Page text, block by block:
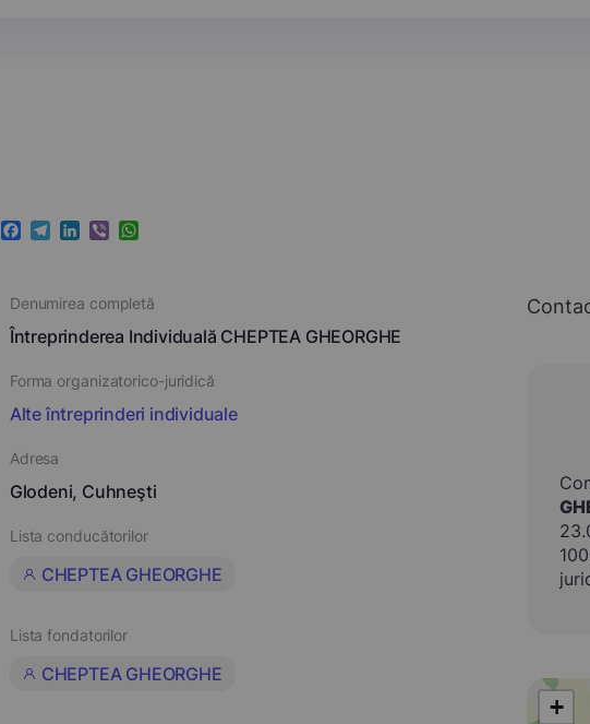
Facebook
Telegram
LinkedIn
ViberWhatsApp
Denumirea completă
Întreprinderea Individuală CHEPTEA GHEORGHE
Forma organizatorico-juridică
Alte întreprinderi individuale
Adresa
Glodeni, Cuhneşti
Lista conducătorilor
CHEPTEA GHEORGHE
Lista fondatorilor
CHEPTEA GHEORGHE
+